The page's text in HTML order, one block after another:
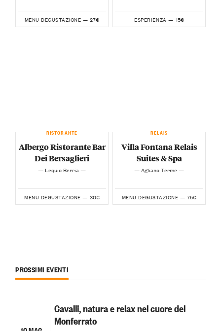
MENU DEGUSTAZIONE — 27€ ESPERIENZA — 15€
RISTORANTE
Albergo Ristorante Bar
Dei Bersaglieri
— Lequio Berria —
MENU DEGUSTAZIONE — 30€
RELAIS
Villa Fontana Relais
Suites & Spa
— Agliano Terme —
MENU DEGUSTAZIONE — 75€
PROSSIMI EVENTI
Cavalli, natura e relax nel cuore del
Monferrato